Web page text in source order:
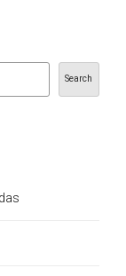
Search